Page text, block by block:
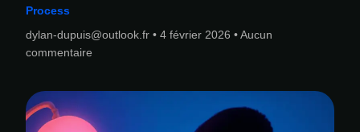
Process
dylan-dupuis@outlook.fr
4 février 2026
Aucun
commentaire